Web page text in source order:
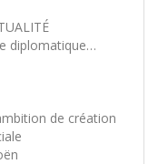
diplomatique…
de création